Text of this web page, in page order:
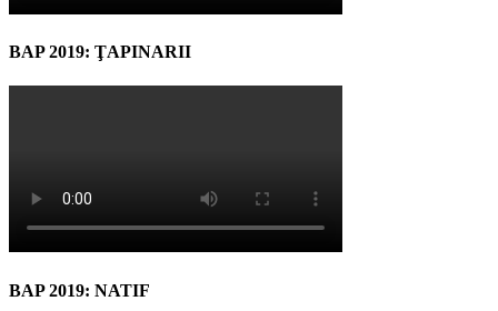
BAP 2019: ŢAPINARII
BAP 2019: NATIF